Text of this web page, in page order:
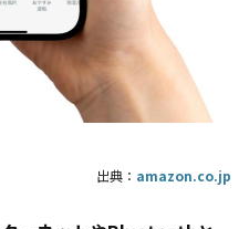
出典： amazon.co.jp